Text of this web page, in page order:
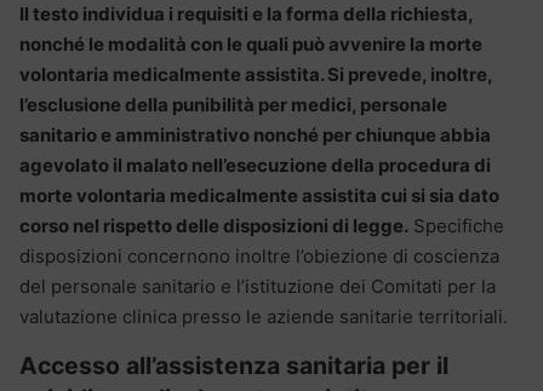
Il testo individua i requisiti e la forma della richiesta,
nonché le modalità con le quali può avvenire la morte
volontaria medicalmente assistita. Si prevede, inoltre,
l’esclusione della punibilità per medici, personale
sanitario e amministrativo nonché per chiunque abbia
agevolato il malato nell’esecuzione della procedura di
morte volontaria medicalmente assistita cui si sia dato
corso nel rispetto delle disposizioni di legge. Specifiche
disposizioni concernono inoltre l’obiezione di coscienza
del personale sanitario e l’istituzione dei Comitati per la
valutazione clinica presso le aziende sanitarie territoriali.
Accesso all’assistenza sanitaria per il